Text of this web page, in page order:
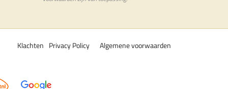
Algemene voorwaarden
Privacy Policy
Klachten